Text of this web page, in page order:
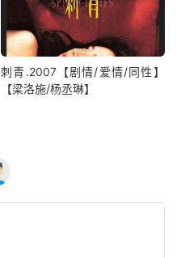
刺青.2007【剧情/爱情/同性】
【梁洛施/杨丞琳】